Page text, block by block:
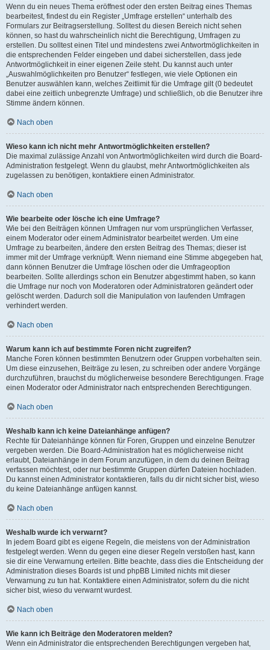
Wenn du ein neues Thema eröffnest oder den ersten Beitrag eines Themas
bearbeitest, findest du ein Register „Umfrage erstellen“ unterhalb des
Formulars zur Beitragserstellung. Solltest du diesen Bereich nicht sehen
können, so hast du wahrscheinlich nicht die Berechtigung, Umfragen zu
erstellen. Du solltest einen Titel und mindestens zwei Antwortmöglichkeiten in
die entsprechenden Felder eingeben und dabei sicherstellen, dass jede
Antwortmöglichkeit in einer eigenen Zeile steht. Du kannst auch unter
„Auswahlmöglichkeiten pro Benutzer“ festlegen, wie viele Optionen ein
Benutzer auswählen kann, welches Zeitlimit für die Umfrage gilt (0 bedeutet
dabei eine zeitlich unbegrenzte Umfrage) und schließlich, ob die Benutzer ihre
Stimme ändern können.
Nach oben
Wieso kann ich nicht mehr Antwortmöglichkeiten erstellen?
Die maximal zulässige Anzahl von Antwortmöglichkeiten wird durch die Board-
Administration festgelegt. Wenn du glaubst, mehr Antwortmöglichkeiten als
zugelassen zu benötigen, kontaktiere einen Administrator.
Nach oben
Wie bearbeite oder lösche ich eine Umfrage?
Wie bei den Beiträgen können Umfragen nur vom ursprünglichen Verfasser,
einem Moderator oder einem Administrator bearbeitet werden. Um eine
Umfrage zu bearbeiten, ändere den ersten Beitrag des Themas; dieser ist
immer mit der Umfrage verknüpft. Wenn niemand eine Stimme abgegeben hat,
dann können Benutzer die Umfrage löschen oder die Umfrageoption
bearbeiten. Sollte allerdings schon ein Benutzer abgestimmt haben, so kann
die Umfrage nur noch von Moderatoren oder Administratoren geändert oder
gelöscht werden. Dadurch soll die Manipulation von laufenden Umfragen
verhindert werden.
Nach oben
Warum kann ich auf bestimmte Foren nicht zugreifen?
Manche Foren können bestimmten Benutzern oder Gruppen vorbehalten sein.
Um diese einzusehen, Beiträge zu lesen, zu schreiben oder andere Vorgänge
durchzuführen, brauchst du möglicherweise besondere Berechtigungen. Frage
einen Moderator oder Administrator nach entsprechenden Berechtigungen.
Nach oben
Weshalb kann ich keine Dateianhänge anfügen?
Rechte für Dateianhänge können für Foren, Gruppen und einzelne Benutzer
vergeben werden. Die Board-Administration hat es möglicherweise nicht
erlaubt, Dateianhänge in dem Forum anzufügen, in dem du deinen Beitrag
verfassen möchtest, oder nur bestimmte Gruppen dürfen Dateien hochladen.
Du kannst einen Administrator kontaktieren, falls du dir nicht sicher bist, wieso
du keine Dateianhänge anfügen kannst.
Nach oben
Weshalb wurde ich verwarnt?
In jedem Board gibt es eigene Regeln, die meistens von der Administration
festgelegt werden. Wenn du gegen eine dieser Regeln verstoßen hast, kann
sie dir eine Verwarnung erteilen. Bitte beachte, dass dies die Entscheidung der
Administration dieses Boards ist und phpBB Limited nichts mit dieser
Verwarnung zu tun hat. Kontaktiere einen Administrator, sofern du die nicht
sicher bist, wieso du verwarnt wurdest.
Nach oben
Wie kann ich Beiträge den Moderatoren melden?
Wenn ein Administrator die entsprechenden Berechtigungen vergeben hat,